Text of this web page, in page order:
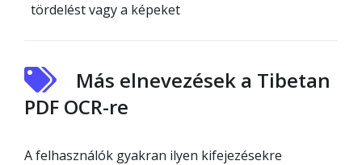
tördelést vagy a képeket
Más elnevezések a Tibetan
PDF OCR-re
A felhasználók gyakran ilyen kifejezésekre